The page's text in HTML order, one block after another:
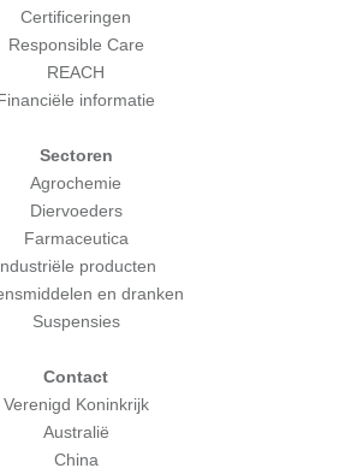
Certificeringen
Responsible Care
REACH
informatie
Sectoren
Agrochemie
Diervoeders
Farmaceutica
producten
en dranken
Suspensies
Contact
Verenigd Koninkrijk
Australië
China